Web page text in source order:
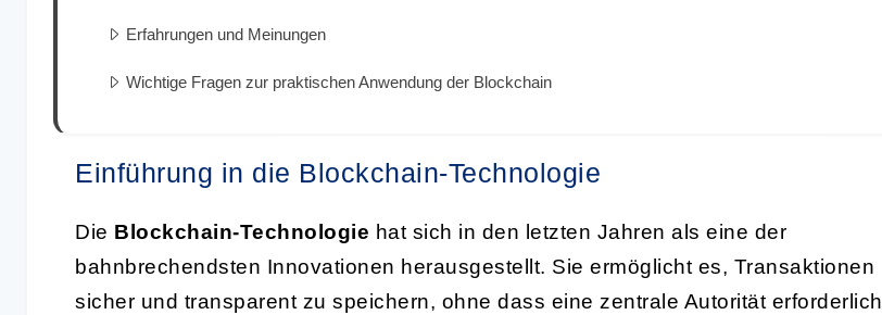
Erfahrungen und Meinungen
Wichtige Fragen zur praktischen Anwendung der Blockchain
Einführung in die Blockchain-Technologie
Die Blockchain-Technologie hat sich in den letzten Jahren als eine der
bahnbrechendsten Innovationen herausgestellt. Sie ermöglicht es, Transaktionen
sicher und transparent zu speichern, ohne dass eine zentrale Autorität erforderlich